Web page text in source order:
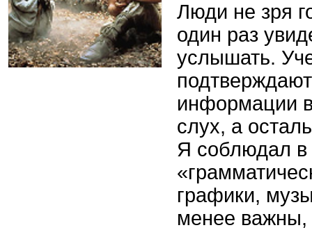
Люди не зря
один раз
услышать.
информации
слух, а
Я соблюдал
графики,
менее